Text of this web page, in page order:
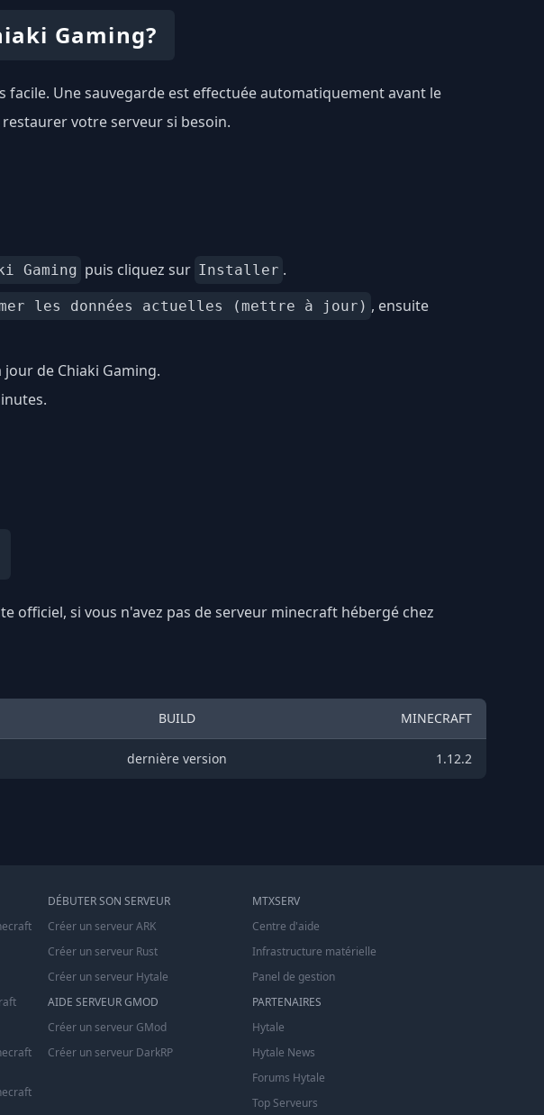
Gaming?
facile. Une sauvegarde est effectuée automatiquement avant le
votre serveur si besoin.
Gaming puis cliquez sur Installer .
les données actuelles (mettre à jour) , ensuite
de Chiaki Gaming.
officiel, si vous n'avez pas de serveur minecraft hébergé chez
BUILD MINECRAFT
dernière version 1.12.2
DÉBUTER SON SERVEUR
Créer un serveur ARK
Créer un serveur Rust
Créer un serveur Hytale
AIDE SERVEUR GMOD
Créer un serveur GMod
Créer un serveur DarkRP
MTXSERV
Centre d'aide
Infrastructure matérielle
Panel de gestion
PARTENAIRES
Hytale
Hytale News
Forums Hytale
Top Serveurs